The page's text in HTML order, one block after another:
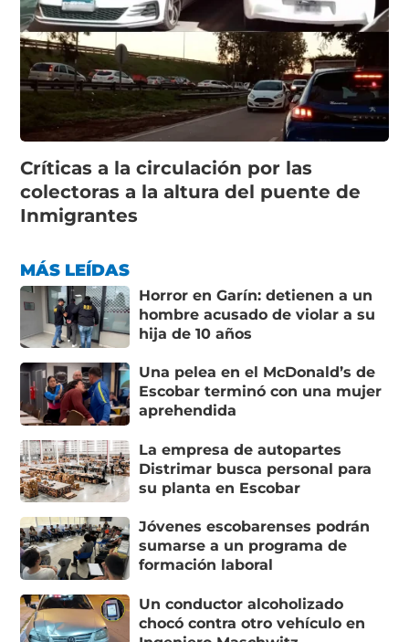
Críticas a la circulación por las
colectoras a la altura del puente de
Inmigrantes
MÁS LEÍDAS
Horror en Garín: detienen a un
hombre acusado de violar a su
hija de 10 años
Una pelea en el McDonald’s de
Escobar terminó con una mujer
aprehendida
La empresa de autopartes
Distrimar busca personal para
su planta en Escobar
Jóvenes escobarenses podrán
sumarse a un programa de
formación laboral
Un conductor alcoholizado
chocó contra otro vehículo en